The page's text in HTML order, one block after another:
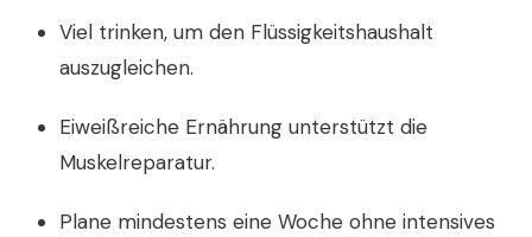
Viel trinken, um den Flüssigkeitshaushalt
auszugleichen.
Eiweißreiche Ernährung unterstützt die
Muskelreparatur.
Plane mindestens eine Woche ohne intensives